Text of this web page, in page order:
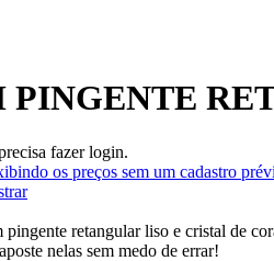
fazer login.
os preços sem um cadastro
retangular liso e cristal de
nelas sem medo de errar!